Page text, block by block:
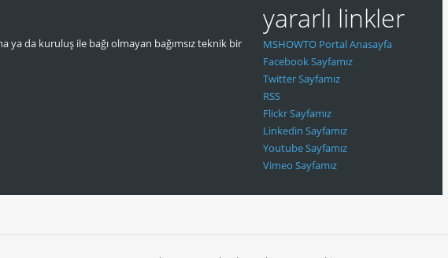
ya da kuruluş ile bağı olmayan bağımsız teknik bir
yararlı linkler
MSHOWTO Portal Anasayfa
Facebook Sayfamız
Twitter Sayfamız
RSS
Flickr Sayfamız
Linkedin Sayfamız
Youtube Sayfamız
Vimeo Sayfamız